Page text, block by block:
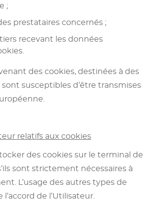
;
prestataires concernés ;
recevant les données
des cookies, destinées à des
susceptibles d’être transmises
relatifs aux cookies
des cookies sur le terminal de
sont strictement nécessaires à
L’usage des autres types de
de l’Utilisateur.